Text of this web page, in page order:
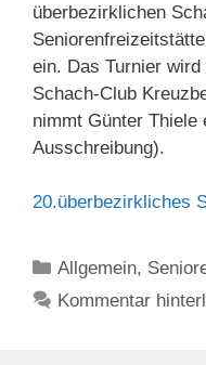
überbezirklichen
ein. Das Turnier
Schach-Club
nimmt Günter Thiele
Ausschreibung).
20.überbezirkliches
Kategorien
Allgemein,
Kommentar